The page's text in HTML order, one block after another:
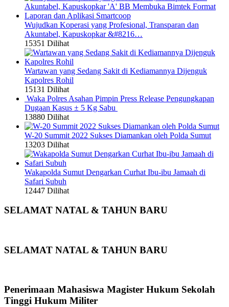
Wujudkan Koperasi yang Profesional, Transparan dan
Akuntabel, Kapuskopkar &#8216…
15351 Dilihat
Wartawan yang Sedang Sakit di Kediamannya Dijenguk
Kapolres Rohil
15131 Dilihat
Waka Polres Asahan Pimpin Press Release Pengungkapan
Dugaan Kasus ± 5 Kg Sabu
13880 Dilihat
W-20 Summit 2022 Sukses Diamankan oleh Polda Sumut
13203 Dilihat
Wakapolda Sumut Dengarkan Curhat Ibu-ibu Jamaah di
Safari Subuh
12447 Dilihat
SELAMAT NATAL & TAHUN BARU
SELAMAT NATAL & TAHUN BARU
Penerimaan Mahasiswa Magister Hukum Sekolah
Tinggi Hukum Militer